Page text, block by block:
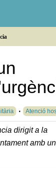
Atenció
dirigit a la
amb